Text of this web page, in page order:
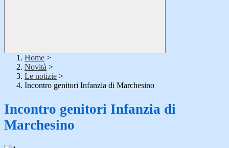
Home >
Novità >
Le notizie >
Incontro genitori Infanzia di Marchesino
Incontro genitori Infanzia di
Marchesino